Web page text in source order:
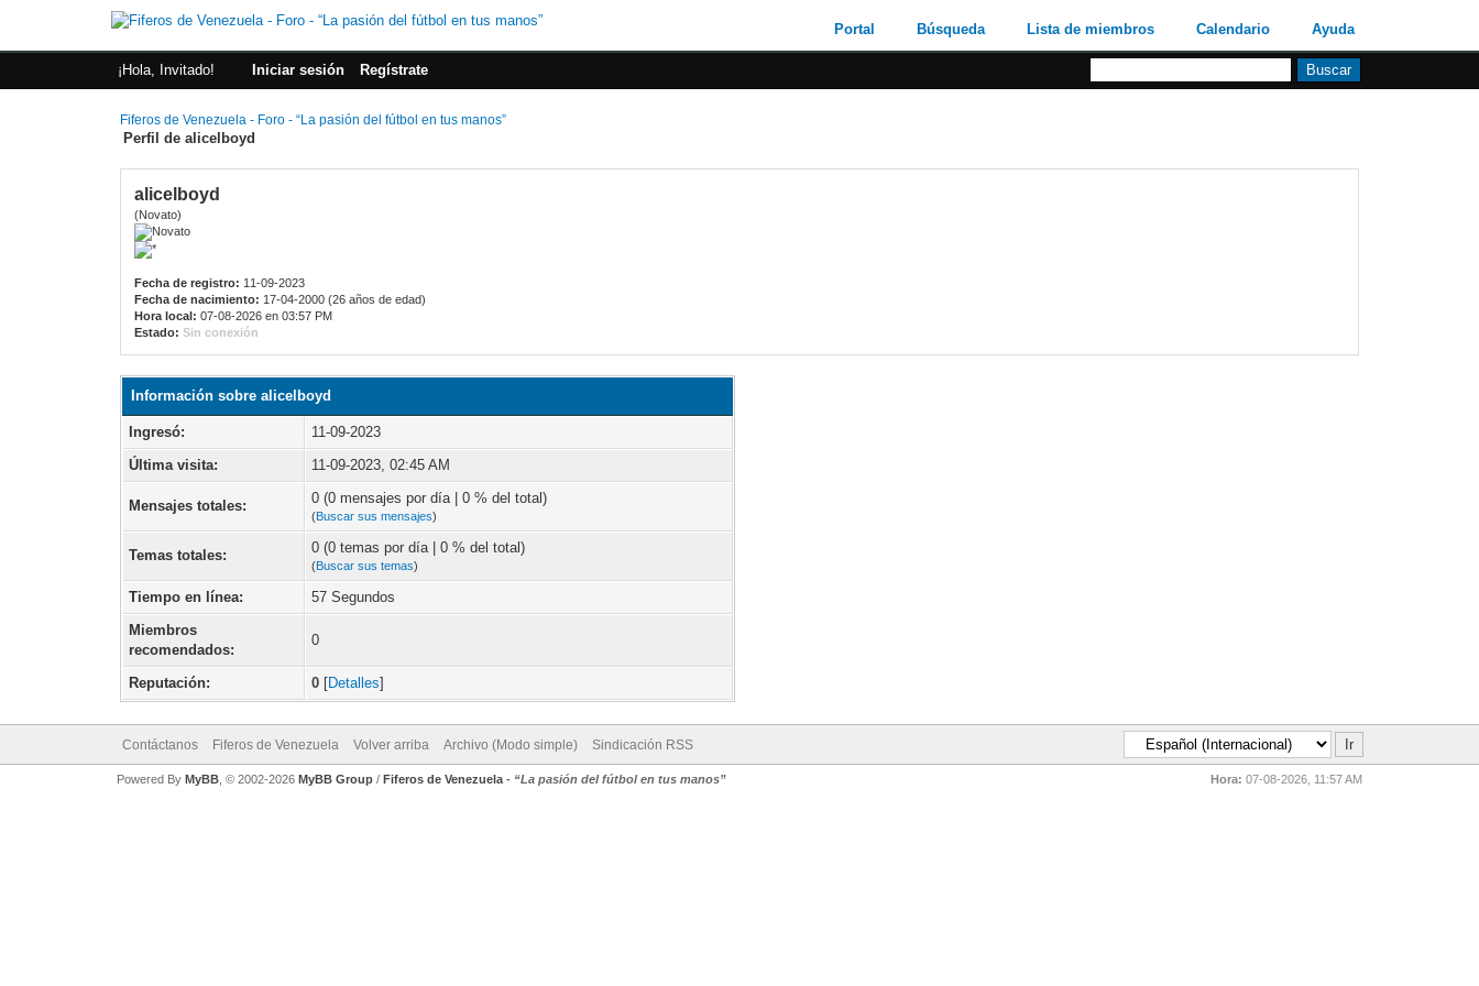
Portal Búsqueda Lista de miembros Calendario Ayuda
¡Hola, Invitado! Iniciar sesión Regístrate
Fiferos de Venezuela - Foro - “La pasión del fútbol en tus manos”
Perfil de alicelboyd
alicelboyd
(Novato)
Fecha de registro: 11-09-2023
Fecha de nacimiento: 17-04-2000 (26 años de edad)
Hora local: 07-08-2026 en 03:57 PM
Estado: Sin conexión
Información sobre alicelboyd
Ingresó:
11-09-2023
Última visita:
11-09-2023, 02:45 AM
Mensajes totales: 0 (0 mensajes por día | 0 % del total)
(Buscar sus mensajes)
Temas totales: 0 (0 temas por día | 0 % del total)
(Buscar sus temas)
Tiempo en línea:
57 Segundos
Miembros
recomendados:
0
Reputación: 0 [Detalles]
Contáctanos Fiferos de Venezuela Volver arriba Archivo (Modo simple) Sindicación RSS
Hora: 07-08-2026, 11:57 AM
Powered By MyBB, © 2002-2026 MyBB Group/ Fiferos de Venezuela- “La pasión del fútbol en tus manos”